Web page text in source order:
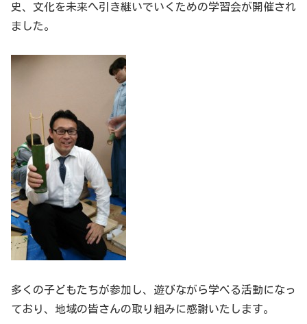
史、文化を未来へ引き継いでいくための学習会が開催され
ました。
多くの子どもたちが参加し、遊びながら学べる活動になっ
ており、地域の皆さんの取り組みに感謝いたします。